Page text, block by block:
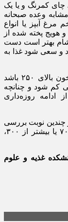
چای کمرنگ و یا یک
وعده صبحانه
آبپز یا انواع
هویج پخته شده از
شام بهتر است دست
سعی شود غذا به
توجه داشته باشید که اگر بعد از افطار، قند خون بالای ۲۵۰ باشد
دریافتی کم شود و چنانچه
از ادامه روزه‌داری
چندین نوبت بررسی
شود و در صورت مشاهده قند خون کمتر از ۷۰ یا بیشتر از ۳۰۰،
غذیه و علوم